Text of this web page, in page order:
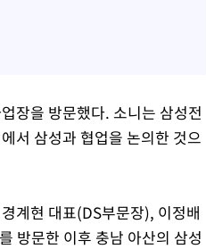
장을 방문했다. 소니는 삼성전
서 삼성과 협업을 논의한 것으
계현 대표(DS부문장), 이정배
방문한 이후 충남 아산의 삼성